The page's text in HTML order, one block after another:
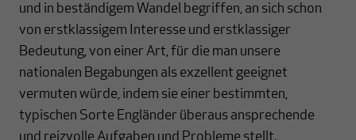
und in beständigem Wandel begriffen, an sich schon
von erstklassigem Interesse und erstklassiger
Bedeutung, von einer Art, für die man unsere
nationalen Begabungen als exzellent geeignet
vermuten würde, indem sie einer bestimmten,
typischen Sorte Engländer überaus ansprechende